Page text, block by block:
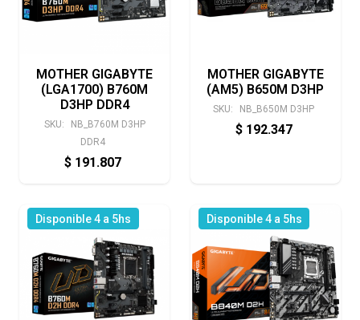
MOTHER GIGABYTE
(LGA1700) B760M
D3HP DDR4
SKU:
NB_B760M D3HP
DDR4
$ 191.807
MOTHER GIGABYTE
(AM5) B650M D3HP
SKU: NB_B650M D3HP
$ 192.347
Disponible 4 a 5hs Disponible 4 a 5hs